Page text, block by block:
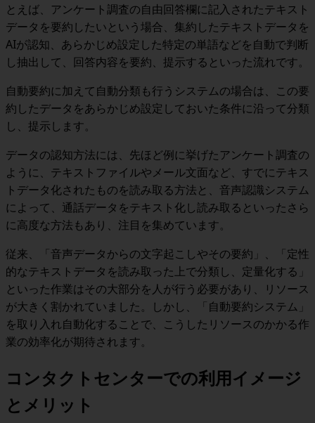
とえば、アンケート調査の自由回答欄に記入されたテキスト
データを要約したいという場合、集約したテキストデータを
AIが認知、あらかじめ設定した特定の単語などを自動で判断
し抽出して、回答内容を要約、提示するといった流れです。
自動要約に加えて自動分類も行うシステムの場合は、この要
約したデータをあらかじめ設定しておいた条件に沿って分類
し、提示します。
データの認知方法には、先ほど例に挙げたアンケート調査の
ように、テキストファイルやメール文面など、すでにテキス
トデータ化されたものを読み取る方法と、音声認識システム
によって、通話データをテキスト化し読み取るといったさら
に高度な方法もあり、注目を集めています。
従来、「音声データからの文字起こしやその要約」、「定性
的なテキストデータを読み取った上で分類し、定量化する」
といった作業はその大部分を人が行う必要があり、リソース
が大きく割かれていました。しかし、
「自動要約システム」
を取り入れ自動化することで、こうしたリソースのかかる作
業の効率化が期待されます。
コンタクトセンターでの利用イメージ
とメリット